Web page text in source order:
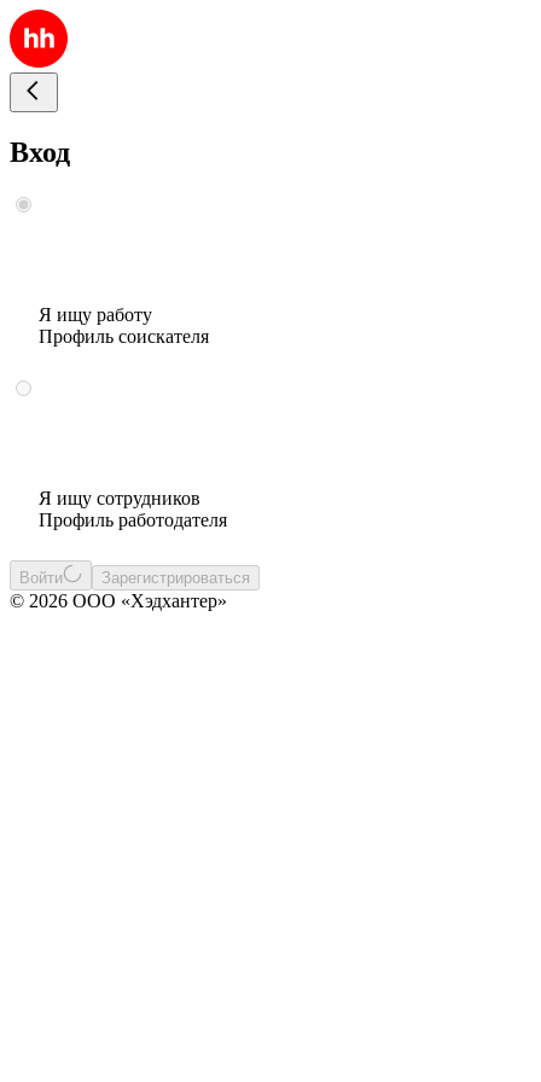
Вход
Я ищу работу
Профиль соискателя
Я ищу сотрудников
Профиль работодателя
Войти Зарегистрироваться
© 2026 ООО «Хэдхантер»